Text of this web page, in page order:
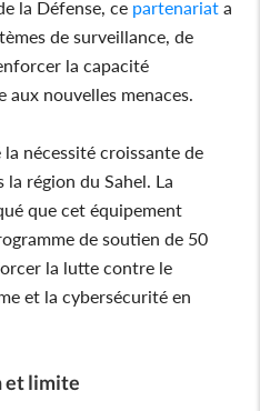
la Défense, ce partenariat a
de surveillance, de
la capacité
aux nouvelles menaces.
nécessité croissante de
région du Sahel. La
que cet équipement
de soutien de 50
la lutte contre le
et la cybersécurité en
et limite